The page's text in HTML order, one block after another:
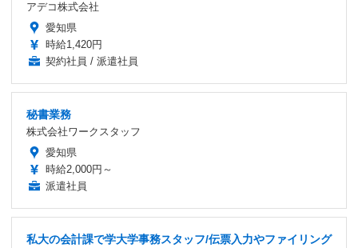
アデコ株式会社
愛知県
時給1,420円
契約社員 / 派遣社員
秘書業務
株式会社ワークスタッフ
愛知県
時給2,000円～
派遣社員
私大の会計課で学大学事務スタッフ/伝票入力やファイリング